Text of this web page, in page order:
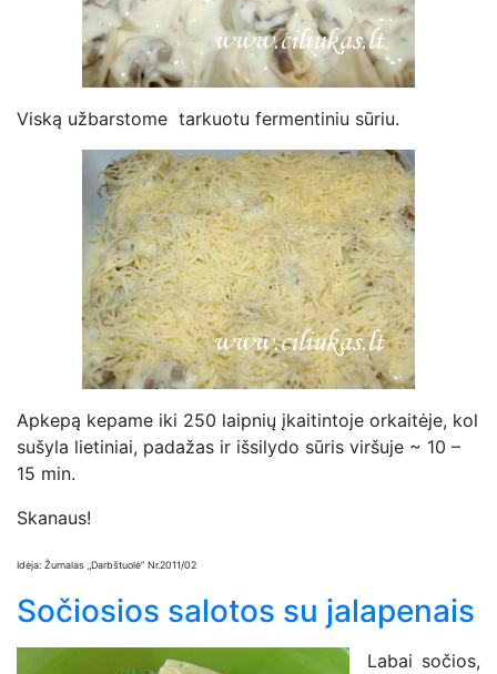
Viską užbarstome tarkuotu fermentiniu sūriu.
Apkepą kepame iki 250 laipnių įkaitintoje orkaitėje, kol
sušyla lietiniai, padažas ir išsilydo sūris viršuje ~ 10 –
15 min.
Skanaus!
Idėja: Žurnalas „Darbštuolė” Nr.2011/02
Sočiosios salotos su jalapenais
Labai sočios,